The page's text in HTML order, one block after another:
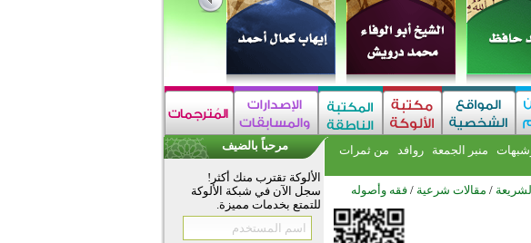
منبر الجمعة روافد
من ثمرات
/ مقالات شرعية / فقه وأصوله
مرحباً بالضيف
الألوكة تقترب منك أكثر!
سجل الآن في شبكة الألوكة
للتمتع بخدمات مميزة.